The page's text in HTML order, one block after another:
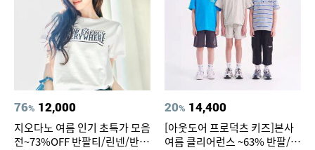
76% 12,000
지오다노 여름 인기 초특가 모음
전~73%OFF 반팔티/린넨/반바
20% 14,400
[아웃도어 프로덕츠 키즈]본사
여름 클리어런스 ~63% 반팔/반